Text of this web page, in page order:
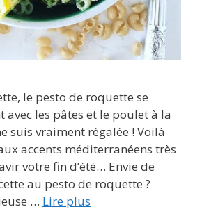
le pesto de roquette se
les pâtes et le poulet à la
suis vraiment régalée ! Voilà
accents méditerranéens très
votre fin d’été… Envie de
au pesto de roquette ?
… Lire plus